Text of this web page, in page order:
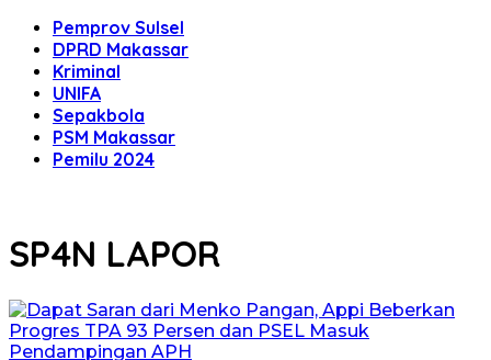
Pemprov Sulsel
DPRD Makassar
Kriminal
UNIFA
Sepakbola
PSM Makassar
Pemilu 2024
SP4N LAPOR